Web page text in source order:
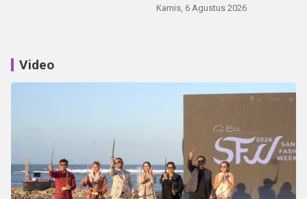
Kamis, 6 Agustus 2026
Video